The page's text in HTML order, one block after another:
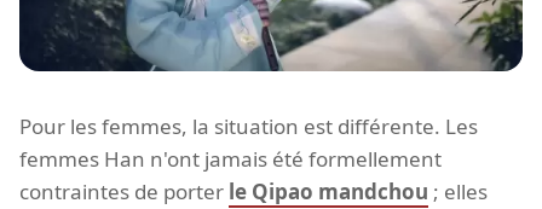
Pour les femmes, la situation est différente. Les
femmes Han n'ont jamais été formellement
contraintes de porter le Qipao mandchou ; elles